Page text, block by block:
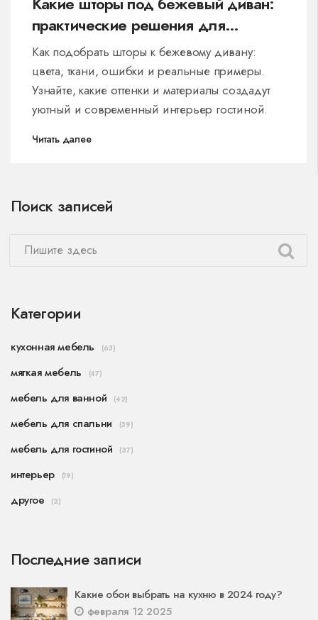
практические решения для
гостиной
Как подобрать шторы к бежевому дивану:
цвета, ткани, ошибки и реальные примеры.
Узнайте, какие оттенки и материалы создадут
уютный и современный интерьер гостиной.
Читать далее
Поиск записей
Категории
кухонная мебель (63)
мягкая мебель (47)
мебель для ванной (42)
мебель для спальни (39)
мебель для гостиной (37)
интерьер (19)
другое (2)
Последние записи
Какие обои выбрать на кухню в 2024 году?
февраля 12 2025